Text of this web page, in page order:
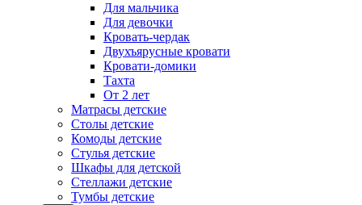
Для мальчика
Для девочки
Кровать-чердак
Двухъярусные кровати
Кровати-домики
Тахта
От 2 лет
Матрасы детские
Столы детские
Комоды детские
Стулья детские
Шкафы для детской
Стеллажи детские
Тумбы детские